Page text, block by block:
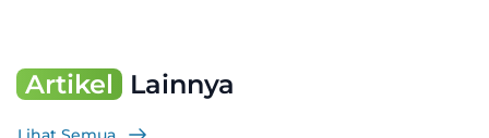
Artikel Lainnya